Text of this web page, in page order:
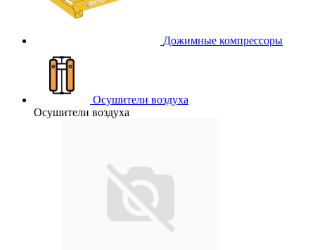
Дожимные компрессоры
Осушители воздуха
Осушители воздуха